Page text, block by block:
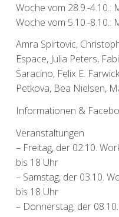
Woche vom 28.9.-
Woche vom 5.10.-
Amra Spirtovic,
Espace, Julia Peters,
Saracino, Felix E.
Petkova, Bea Nielsen,
Informationen &
Veranstaltungen
– Freitag, der 02.10.
bis 18 Uhr
– Samstag, der 03.10.
bis 18 Uhr
– Donnerstag, der